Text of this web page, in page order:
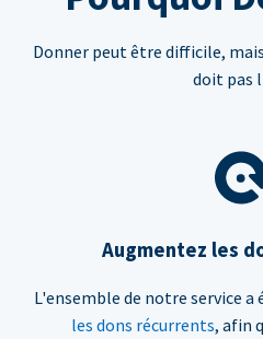
Donner peut être difficile,
doit pas
Augmentez les
L'ensemble de notre service
les dons récurrents, afin